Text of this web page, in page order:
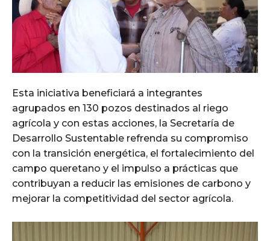
Esta iniciativa beneficiará a integrantes
agrupados en 130 pozos destinados al riego
agrícola y con estas acciones, la Secretaría de
Desarrollo Sustentable refrenda su compromiso
con la transición energética, el fortalecimiento del
campo queretano y el impulso a prácticas que
contribuyan a reducir las emisiones de carbono y
mejorar la competitividad del sector agrícola.